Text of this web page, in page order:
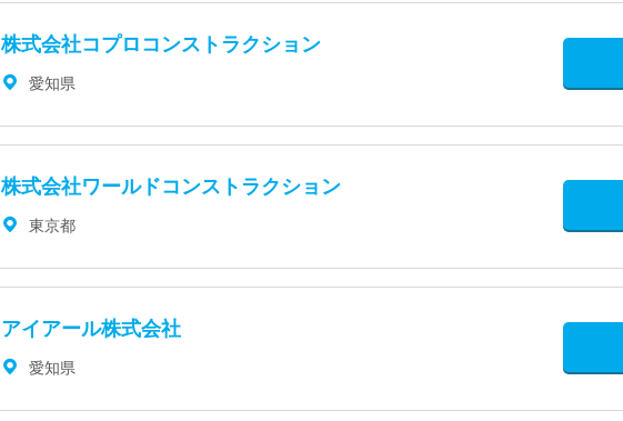
株式会社コプロコンストラクション
愛知県
株式会社ワールドコンストラクション
東京都
アイアール株式会社
愛知県